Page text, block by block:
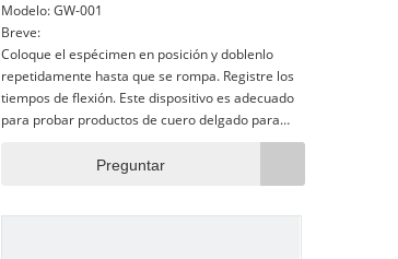
Modelo:GW-001
Breve:
Coloque el espécimen en posición y doblenlo
repetidamente hasta que se rompa. Registre los
tiempos de flexión. Este dispositivo es adecuado
para probar productos de cuero delgado para
Preguntar